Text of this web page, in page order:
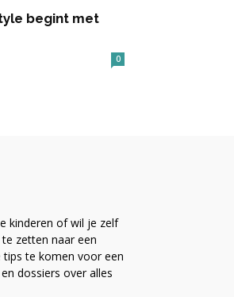
begint met
0
kinderen of wil je zelf
zetten naar een
te komen voor een
dossiers over alles